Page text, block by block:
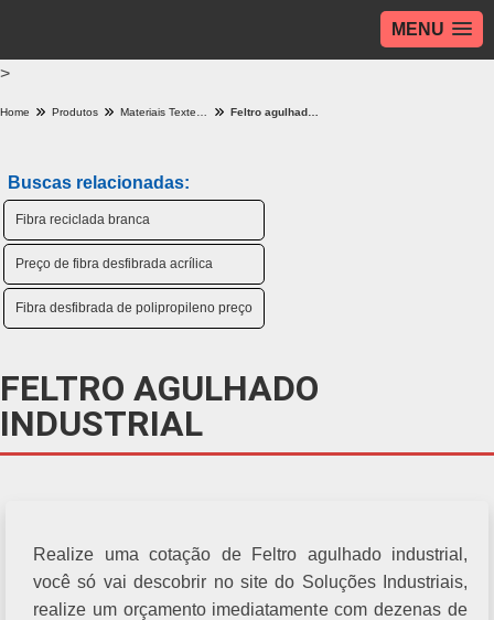
MENU
>
Home Produtos
Buscas relacionadas:
Fibra reciclada branca
Preço de fibra desfibrada acrílica
Fibra desfibrada de polipropileno preço
FELTRO AGULHADO
INDUSTRIAL
Realize uma cotação de Feltro agulhado industrial,
você só vai descobrir no site do Soluções Industriais,
realize um orçamento imediatamente com dezenas de